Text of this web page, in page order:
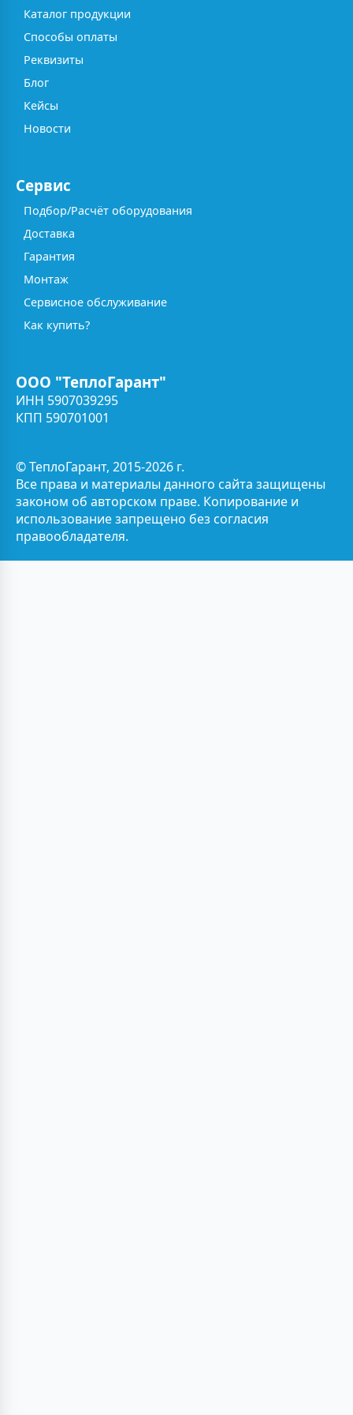
Каталог продукции
Способы оплаты
Реквизиты
Блог
Кейсы
Новости
Сервис
Подбор/Расчёт оборудования
Доставка
Гарантия
Монтаж
Сервисное обслуживание
Как купить?
ООО "ТеплоГарант"
ИНН 5907039295
КПП 590701001
© ТеплоГарант, 2015-2026 г.
Все права и материалы данного сайта защищены
законом об авторском праве. Копирование и
использование запрещено без согласия
правообладателя.